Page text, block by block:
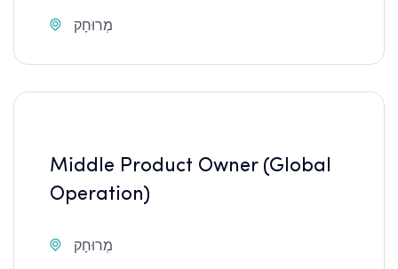
מְרוּחָק
Middle Product Owner (Global
Operation)
מְרוּחָק